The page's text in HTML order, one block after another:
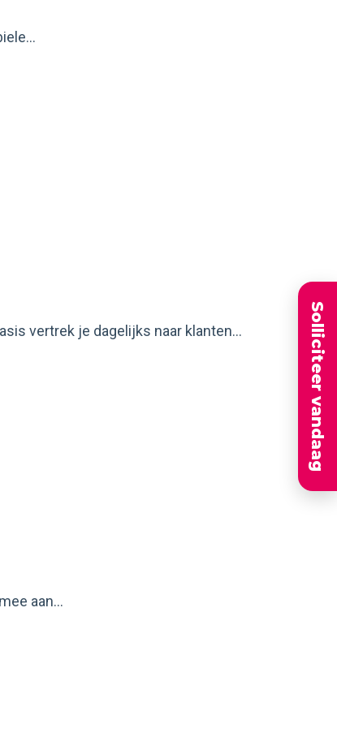
vertrek je dagelijks naar klanten...
aan...
Solliciteer vandaag